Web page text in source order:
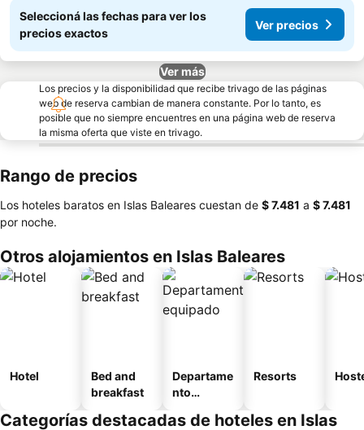
Seleccioná las fechas para ver los
precios exactos
Ver precios
Ver más
Los precios y la disponibilidad que recibe trivago de las páginas
web de reserva cambian de manera constante. Por lo tanto, es
posible que no siempre encuentres en una página web de reserva
la misma oferta que viste en trivago.
Rango de precios
Los hoteles baratos en Islas Baleares cuestan de ‎$ 7.481 a ‎$ 7.481
por noche.
Otros alojamientos en Islas Baleares
Hotel
Bed and
breakfast
Departame
nto
Resorts
Categorías destacadas de hoteles en Islas